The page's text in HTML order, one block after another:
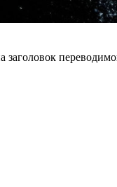
заголовок